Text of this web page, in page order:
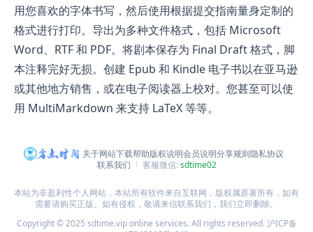
用您喜欢的字体书写，然后使用根据提交指南量身定制的
格式进行打印。导出为多种文件格式，包括 Microsoft
Word、RTF 和 PDF。将剧本保存为 Final Draft 格式，脚
本注释完好无损。创建 Epub 和 Kindle 电子书以在亚马逊
或其他地方销售，或在电子阅读器上校对。您甚至可以使
用 MultiMarkdown 来支持 LaTeX 等等。
关于网站下载帮助版权说明会员说明分享规则隐私协议
联系我们
客服微信:sdtime02
本站为非盈利性个人网站，本站所有软件来自互联网，版权属原著所有，如有
需要请购买正版。如有侵权，敬请来信联系我们，我们立即删除。
Copyright © 2025 sdtime.vip online services. All rights reserved.沪ICP备